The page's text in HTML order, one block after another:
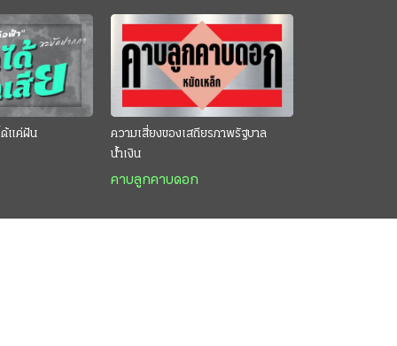
ด้แค่ฝัน
ความเสี่ยงของเสถียรภาพรัฐบาล
น้ำเงิน
คาบลูกคาบดอก